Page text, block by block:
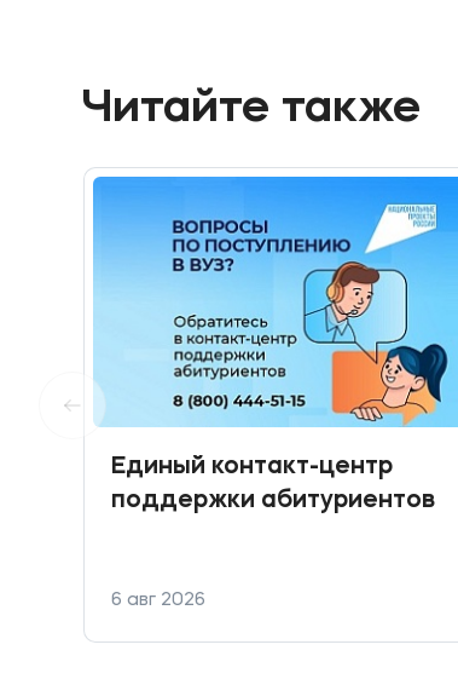
Читайте также
Единый контакт-центр
поддержки абитуриентов
6 авг 2026